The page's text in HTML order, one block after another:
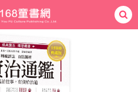
：忍者兔ㄅㄆㄇ學習
按拼圖練習本
3D立體書